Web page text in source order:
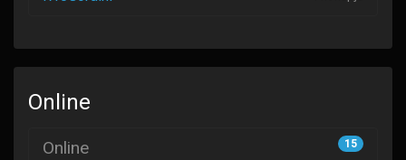
Online
Online 15